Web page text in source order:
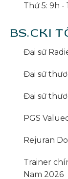
Thứ 5: 9h -
BS.CKI
Đại sứ
Đại sứ
Đại sứ
PGS
Rejuran
Trainer
Nam 2026